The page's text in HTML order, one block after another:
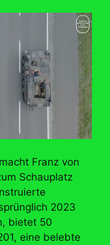
Franz von
Schauplatz
2023
bietet 50
eine belebte